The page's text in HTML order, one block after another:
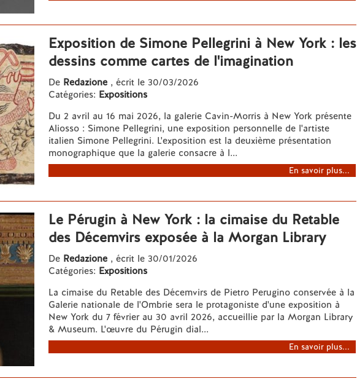
Exposition de Simone Pellegrini à New York : les
dessins comme cartes de l'imagination
De Redazione , écrit le 30/03/2026
Catégories: Expositions
Du 2 avril au 16 mai 2026, la galerie Cavin-Morris à New York présente
Aliosso : Simone Pellegrini, une exposition personnelle de l'artiste
italien Simone Pellegrini. L'exposition est la deuxième présentation
monographique que la galerie consacre à l...
En savoir plus...
Le Pérugin à New York : la cimaise du Retable
des Décemvirs exposée à la Morgan Library
De Redazione , écrit le 30/01/2026
Catégories: Expositions
La cimaise du Retable des Décemvirs de Pietro Perugino conservée à la
Galerie nationale de l'Ombrie sera le protagoniste d'une exposition à
New York du 7 février au 30 avril 2026, accueillie par la Morgan Library
& Museum. L'œuvre du Pérugin dial...
En savoir plus...